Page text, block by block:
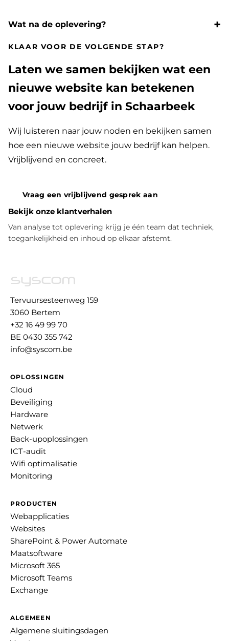
Wat na de oplevering?
KLAAR VOOR DE VOLGENDE STAP?
Laten we samen bekijken wat een
nieuwe website kan betekenen
voor jouw bedrijf in Schaarbeek
Wij luisteren naar jouw noden en bekijken samen
hoe een nieuwe website jouw bedrijf kan helpen.
Vrijblijvend en concreet.
Vraag een vrijblijvend gesprek aan
Bekijk onze klantverhalen
Van analyse tot oplevering krijg je één team dat techniek,
toegankelijkheid en inhoud op elkaar afstemt.
Tervuursesteenweg 159
3060 Bertem
+32 16 49 99 70
BE 0430 355 742
info@syscom.be
OPLOSSINGEN
Cloud
Beveiliging
Hardware
Netwerk
Back-upoplossingen
ICT-audit
Wifi optimalisatie
Monitoring
PRODUCTEN
Webapplicaties
Websites
SharePoint & Power Automate
Maatsoftware
Microsoft 365
Microsoft Teams
Exchange
ALGEMEEN
Algemene sluitingsdagen